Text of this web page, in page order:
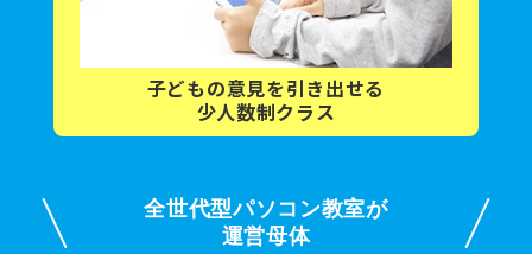
子どもの意見を引き出せる
少人数制クラス
全世代型パソコン教室が
運営母体